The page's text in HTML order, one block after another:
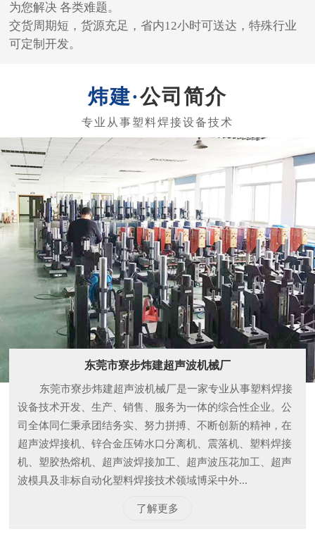
为您解决 各类难题。
交货周期短，货源充足，省内12小时可送达，特殊行业
可定制开发。
公司简介
东莞市寮步炜建超声波机械厂
东莞市寮步炜建超声波机械厂是一家专业从事塑料焊接
设备技术开发、生产、销售、服务为一体的综合性企业。公
司全体同仁秉承团结务实、努力拼搏、不断创新的精神，在
超声波焊接机、锌合金压铸水口分离机、震落机、塑料焊接
机、塑胶热熔机、超声波焊接加工、超声波压花加工、超声
波模具及非标自动化塑料焊接技术领域博采中外...
了解更多